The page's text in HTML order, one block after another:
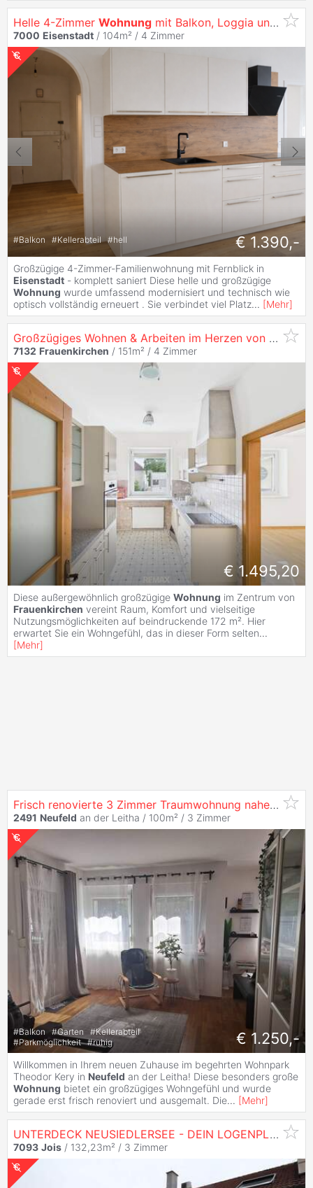
Helle 4-Zimmer Wohnung mit Balkon, Loggia und Fernblick - Komplett Saniert
7000 Eisenstadt / 104m² / 4 Zimmer
#Balkon #Kellerabteil #hell € 1.390,-
Großzügige 4-Zimmer-Familienwohnung mit Fernblick in
Eisenstadt - komplett saniert Diese helle und großzügige
Wohnung wurde umfassend modernisiert und technisch wie
optisch vollständig erneuert . Sie verbindet viel Platz... [Mehr]
Großzügiges Wohnen & Arbeiten im Herzen von
7132 Frauenkirchen / 151m² / 4 Zimmer
€ 1.495,20
Diese außergewöhnlich großzügige Wohnung im Zentrum von
Frauenkirchen vereint Raum, Komfort und vielseitige
Nutzungsmöglichkeiten auf beindruckende 172 m². Hier
erwartet Sie ein Wohngefühl, das in dieser Form selten...
[Mehr]
Frisch renovierte 3 Zimmer Traumwohnung nahe
2491 Neufeld an der Leitha / 100m² / 3 Zimmer
#Balkon #Garten #Kellerabteil
#Parkmöglichkeit #ruhig € 1.250,-
Willkommen in Ihrem neuen Zuhause im begehrten Wohnpark
Theodor Kery in Neufeld an der Leitha! Diese besonders große
Wohnung bietet ein großzügiges Wohngefühl und wurde
gerade erst frisch renoviert und ausgemalt. Die... [Mehr]
UNTERDECK NEUSIEDLERSEE - DEIN LOGENPLATZ IM GRÜNEN
7093 Jois / 132,23m² / 3 Zimmer